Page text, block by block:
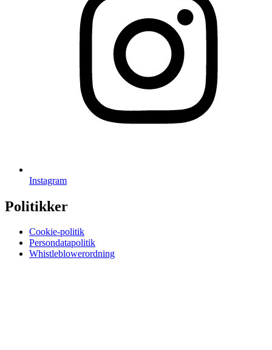
Instagram
Politikker
Cookie-politik
Persondatapolitik
Whistleblowerordning